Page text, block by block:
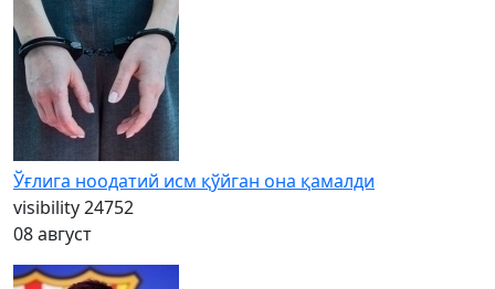
Ўғлига ноодатий исм қўйган она қамалди
visibility24752
08 август